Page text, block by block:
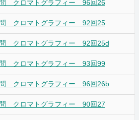
問 クロマトグラフィー 96回26
問 クロマトグラフィー 92回25
問 クロマトグラフィー 92回25d
問 クロマトグラフィー 93回99
問 クロマトグラフィー 96回26b
問 クロマトグラフィー 90回27